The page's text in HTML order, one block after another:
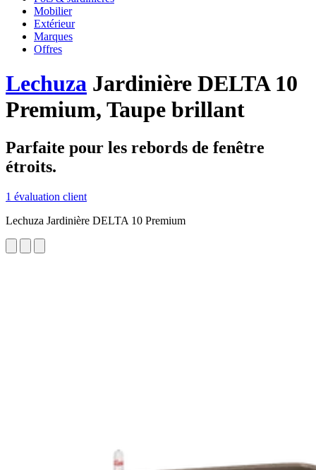
Mobilier
Extérieur
Marques
Offres
Lechuza Jardinière DELTA 10
Premium, Taupe brillant
Parfaite pour les rebords de fenêtre
étroits.
1 évaluation client
Lechuza Jardinière DELTA 10 Premium